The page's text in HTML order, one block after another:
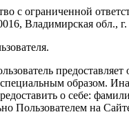
с ограниченной
Владимирская обл.,
образом.
о себе:
Пользователем на